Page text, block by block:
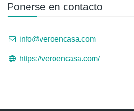
Ponerse en contacto
info@veroencasa.com
https://veroencasa.com/